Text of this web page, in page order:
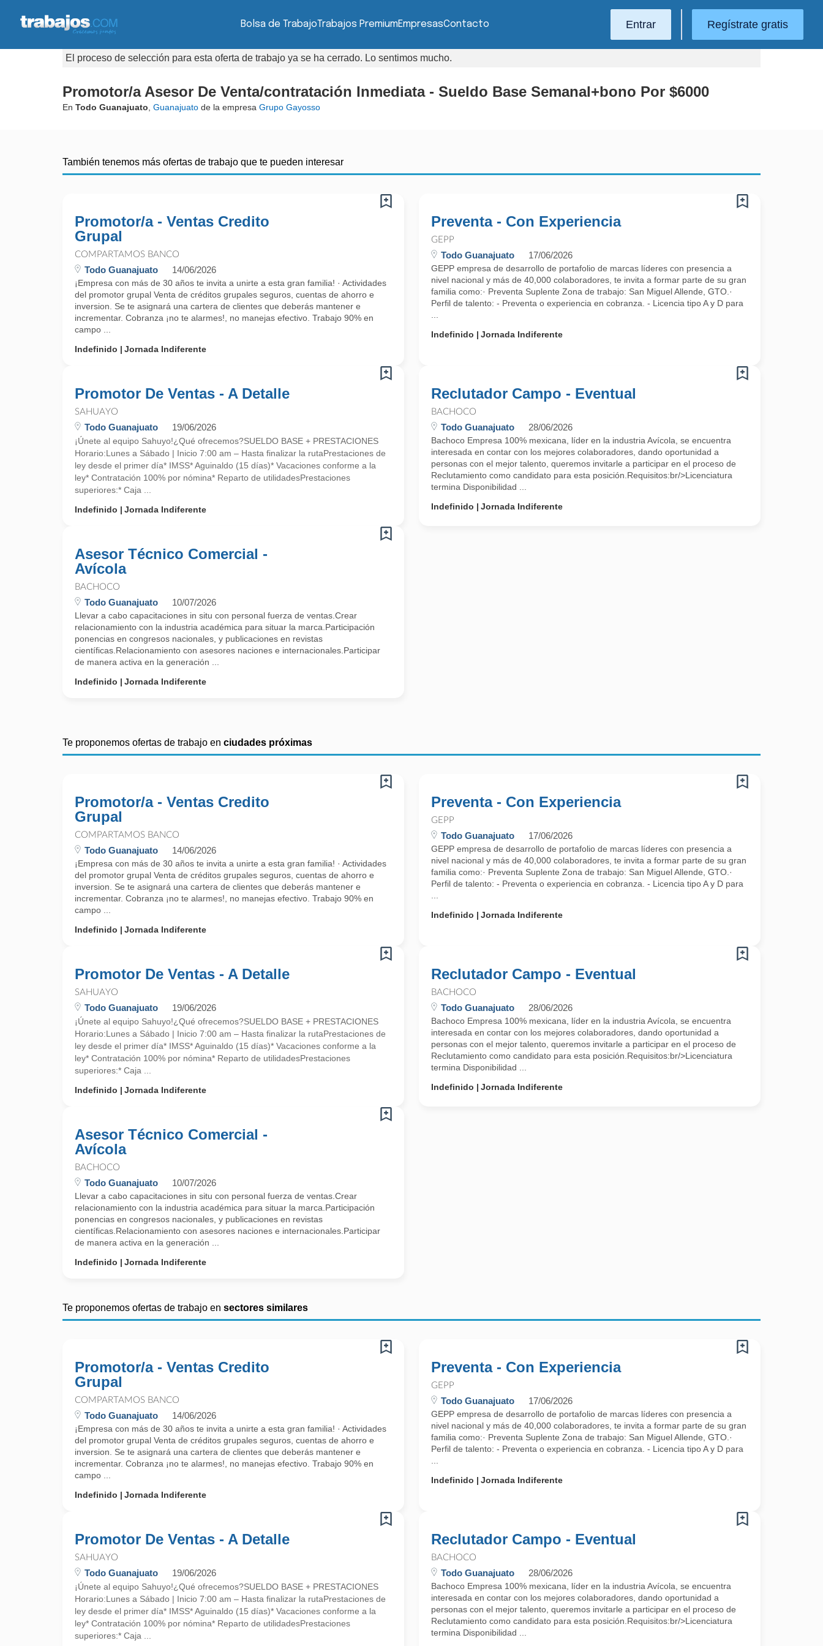
Bolsa de TrabajoTrabajos PremiumEmpresasContacto Entrar Regístrate gratis
El proceso de selección para esta oferta de trabajo ya se ha cerrado. Lo sentimos mucho.
Promotor/a Asesor De Venta/contratación Inmediata - Sueldo Base Semanal+bono Por $6000
En Todo Guanajuato Guanajuato de la empresa Grupo Gayosso
También tenemos más ofertas de trabajo que te pueden interesar
Promotor/a - Ventas Credito
Grupal
COMPARTAMOS BANCO
Todo Guanajuato 14/06/2026
¡Empresa con más de 30 años te invita a unirte a esta gran familia! · Actividades
del promotor grupal Venta de créditos grupales seguros, cuentas de ahorro e
inversion. Se te asignará una cartera de clientes que deberás mantener e
incrementar. Cobranza ¡no te alarmes!, no manejas efectivo. Trabajo 90% en
campo ...
Indefinido
Jornada Indiferente
Preventa - Con Experiencia
GEPP
Todo Guanajuato 17/06/2026
GEPP empresa de desarrollo de portafolio de marcas líderes con presencia a
nivel nacional y más de 40,000 colaboradores, te invita a formar parte de su gran
familia como:· Preventa Suplente Zona de trabajo: San Miguel Allende, GTO.·
Perfil de talento: - Preventa o experiencia en cobranza. - Licencia tipo A y D para
Indefinido
Jornada Indiferente
Promotor De Ventas - A Detalle
SAHUAYO
Todo Guanajuato 19/06/2026
¡Únete al equipo Sahuyo!¿Qué ofrecemos?SUELDO BASE + PRESTACIONES
Horario:Lunes a Sábado | Inicio 7:00 am – Hasta finalizar la rutaPrestaciones de
ley desde el primer día* IMSS* Aguinaldo (15 días)* Vacaciones conforme a la
ley* Contratación 100% por nómina* Reparto de utilidadesPrestaciones
superiores:* Caja ...
Indefinido
Jornada Indiferente
Reclutador Campo - Eventual
BACHOCO
Todo Guanajuato 28/06/2026
Bachoco Empresa 100% mexicana, líder en la industria Avícola, se encuentra
interesada en contar con los mejores colaboradores, dando oportunidad a
personas con el mejor talento, queremos invitarle a participar en el proceso de
Reclutamiento como candidato para esta posición.Requisitos:br/>Licenciatura
termina Disponibilidad ...
Indefinido
Jornada Indiferente
Asesor Técnico Comercial -
Avícola
BACHOCO
Todo Guanajuato 10/07/2026
Llevar a cabo capacitaciones in situ con personal fuerza de ventas.Crear
relacionamiento con la industria académica para situar la marca.Participación
ponencias en congresos nacionales, y publicaciones en revistas
científicas.Relacionamiento con asesores naciones e internacionales.Participar
de manera activa en la generación ...
Indefinido
Jornada Indiferente
Te proponemos ofertas de trabajo en ciudades próximas
Promotor/a - Ventas Credito
Grupal
COMPARTAMOS BANCO
Todo Guanajuato 14/06/2026
¡Empresa con más de 30 años te invita a unirte a esta gran familia! · Actividades
del promotor grupal Venta de créditos grupales seguros, cuentas de ahorro e
inversion. Se te asignará una cartera de clientes que deberás mantener e
incrementar. Cobranza ¡no te alarmes!, no manejas efectivo. Trabajo 90% en
campo ...
Indefinido
Jornada Indiferente
Preventa - Con Experiencia
GEPP
Todo Guanajuato 17/06/2026
GEPP empresa de desarrollo de portafolio de marcas líderes con presencia a
nivel nacional y más de 40,000 colaboradores, te invita a formar parte de su gran
familia como:· Preventa Suplente Zona de trabajo: San Miguel Allende, GTO.·
Perfil de talento: - Preventa o experiencia en cobranza. - Licencia tipo A y D para
Indefinido
Jornada Indiferente
Promotor De Ventas - A Detalle
SAHUAYO
Todo Guanajuato 19/06/2026
¡Únete al equipo Sahuyo!¿Qué ofrecemos?SUELDO BASE + PRESTACIONES
Horario:Lunes a Sábado | Inicio 7:00 am – Hasta finalizar la rutaPrestaciones de
ley desde el primer día* IMSS* Aguinaldo (15 días)* Vacaciones conforme a la
ley* Contratación 100% por nómina* Reparto de utilidadesPrestaciones
superiores:* Caja ...
Indefinido
Jornada Indiferente
Reclutador Campo - Eventual
BACHOCO
Todo Guanajuato 28/06/2026
Bachoco Empresa 100% mexicana, líder en la industria Avícola, se encuentra
interesada en contar con los mejores colaboradores, dando oportunidad a
personas con el mejor talento, queremos invitarle a participar en el proceso de
Reclutamiento como candidato para esta posición.Requisitos:br/>Licenciatura
termina Disponibilidad ...
Indefinido
Jornada Indiferente
Asesor Técnico Comercial -
Avícola
BACHOCO
Todo Guanajuato 10/07/2026
Llevar a cabo capacitaciones in situ con personal fuerza de ventas.Crear
relacionamiento con la industria académica para situar la marca.Participación
ponencias en congresos nacionales, y publicaciones en revistas
científicas.Relacionamiento con asesores naciones e internacionales.Participar
de manera activa en la generación ...
Indefinido
Jornada Indiferente
Te proponemos ofertas de trabajo en sectores similares
Promotor/a - Ventas Credito
Grupal
COMPARTAMOS BANCO
Todo Guanajuato 14/06/2026
¡Empresa con más de 30 años te invita a unirte a esta gran familia! · Actividades
del promotor grupal Venta de créditos grupales seguros, cuentas de ahorro e
inversion. Se te asignará una cartera de clientes que deberás mantener e
incrementar. Cobranza ¡no te alarmes!, no manejas efectivo. Trabajo 90% en
campo ...
Indefinido
Jornada Indiferente
Preventa - Con Experiencia
GEPP
Todo Guanajuato 17/06/2026
GEPP empresa de desarrollo de portafolio de marcas líderes con presencia a
nivel nacional y más de 40,000 colaboradores, te invita a formar parte de su gran
familia como:· Preventa Suplente Zona de trabajo: San Miguel Allende, GTO.·
Perfil de talento: - Preventa o experiencia en cobranza. - Licencia tipo A y D para
Indefinido
Jornada Indiferente
Promotor De Ventas - A Detalle
SAHUAYO
Todo Guanajuato 19/06/2026
¡Únete al equipo Sahuyo!¿Qué ofrecemos?SUELDO BASE + PRESTACIONES
Horario:Lunes a Sábado | Inicio 7:00 am – Hasta finalizar la rutaPrestaciones de
ley desde el primer día* IMSS* Aguinaldo (15 días)* Vacaciones conforme a la
ley* Contratación 100% por nómina* Reparto de utilidadesPrestaciones
superiores:* Caja ...
Reclutador Campo - Eventual
BACHOCO
Todo Guanajuato 28/06/2026
Bachoco Empresa 100% mexicana, líder en la industria Avícola, se encuentra
interesada en contar con los mejores colaboradores, dando oportunidad a
personas con el mejor talento, queremos invitarle a participar en el proceso de
Reclutamiento como candidato para esta posición.Requisitos:br/>Licenciatura
termina Disponibilidad ...